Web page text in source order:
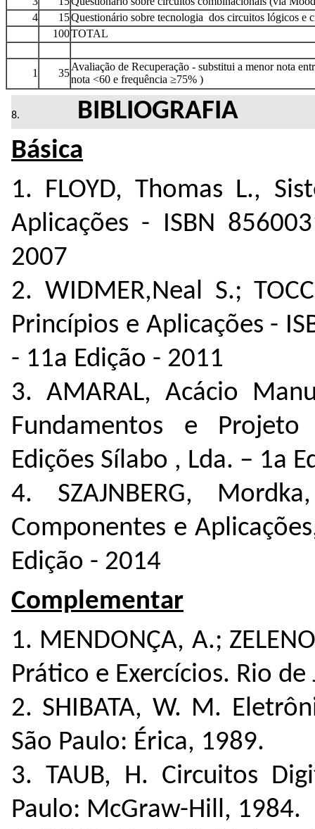
4
15Questionário sobre tecnologia dos circuitos lógicos e
100TOTAL
1 35
Avaliação de Recuperação - substitui a menor nota
nota <60 e frequência ≥75% )
BIBLIOGRAFIA
Básica
1. FLOYD, Thomas L.,
Aplicações - ISBN
2007
2. WIDMER,Neal S.;
Princípios e Aplicações -
- 11a Edição - 2011
3. AMARAL, Acácio
Fundamentos e
Edições Sílabo , Lda. – 1a
4. SZAJNBERG,
Componentes e
Edição - 2014
Complementar
1. MENDONÇA, A.;
Prático e Exercícios. Rio
2. SHIBATA, W. M.
São Paulo: Érica, 1989.
3. TAUB, H. Circuitos
Paulo: McGraw-Hill, 1984.